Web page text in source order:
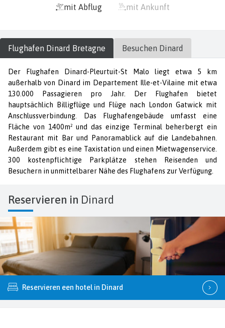
mit Abflug mit Ankunft
Flughafen Dinard Bretagne Besuchen Dinard
Der Flughafen Dinard-Pleurtuit-St Malo liegt etwa 5 km
außerhalb von Dinard im Departement Ille-et-Vilaine mit etwa
130.000 Passagieren pro Jahr. Der Flughafen bietet
hauptsächlich Billigflüge und Flüge nach London Gatwick mit
Anschlussverbindung. Das Flughafengebäude umfasst eine
Fläche von 1400m² und das einzige Terminal beherbergt ein
Restaurant mit Bar und Panoramablick auf die Landebahnen.
Außerdem gibt es eine Taxistation und einen Mietwagenservice.
300 kostenpflichtige Parkplätze stehen Reisenden und
Besuchern in unmittelbarer Nähe des Flughafens zur Verfügung.
Reservieren in Dinard
Reservieren een hotel in Dinard